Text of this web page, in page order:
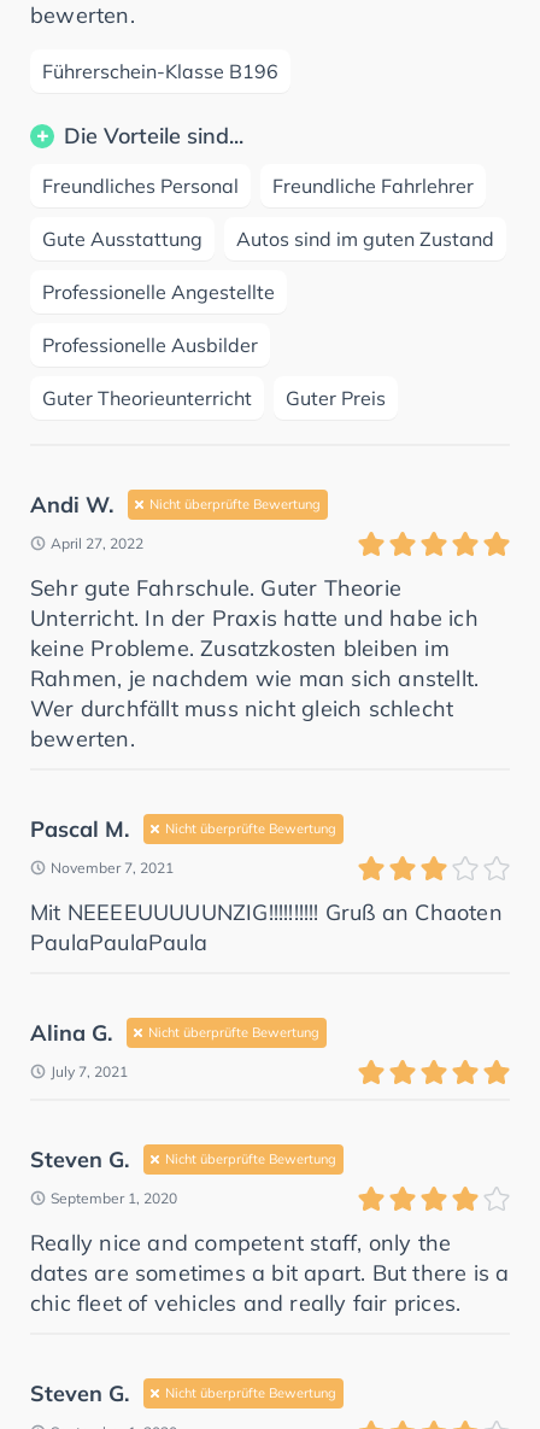
bewerten.
Führerschein-Klasse B196
Die Vorteile sind...
Freundliches Personal Freundliche Fahrlehrer
Gute Ausstattung Autos sind im guten Zustand
Professionelle Angestellte
Professionelle Ausbilder
Guter Theorieunterricht Guter Preis
Andi W. Nicht überprüfte Bewertung
April 27, 2022
Sehr gute Fahrschule. Guter Theorie
Unterricht. In der Praxis hatte und habe ich
keine Probleme. Zusatzkosten bleiben im
Rahmen, je nachdem wie man sich anstellt.
Wer durchfällt muss nicht gleich schlecht
bewerten.
Pascal M. Nicht überprüfte Bewertung
November 7, 2021
Mit NEEEEUUUUUNZIG!!!!!!!!!! Gruß an Chaoten
PaulaPaulaPaula
Alina G. Nicht überprüfte Bewertung
July 7, 2021
Steven G. Nicht überprüfte Bewertung
September 1, 2020
Really nice and competent staff, only the
dates are sometimes a bit apart. But there is a
chic fleet of vehicles and really fair prices.
Steven G. Nicht überprüfte Bewertung